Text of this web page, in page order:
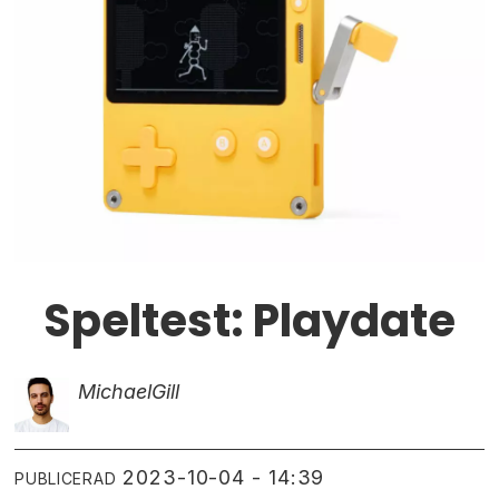
Speltest: Playdate
MichaelGill
PUBLICERAD 2023-10-04 - 14:39